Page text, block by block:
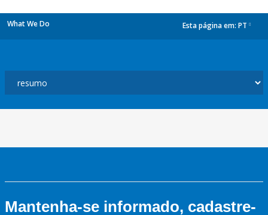
What We Do Esta página em: PT
Mantenha-se informado, cadastre-